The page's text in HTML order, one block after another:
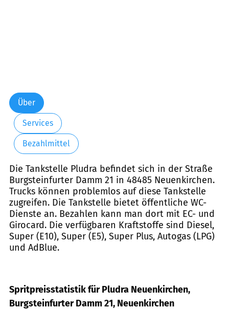
Über
Services
Bezahlmittel
Die Tankstelle Pludra befindet sich in der Straße
Burgsteinfurter Damm 21 in 48485 Neuenkirchen.
Trucks können problemlos auf diese Tankstelle
zugreifen. Die Tankstelle bietet öffentliche WC-
Dienste an. Bezahlen kann man dort mit EC- und
Girocard. Die verfügbaren Kraftstoffe sind Diesel,
Super (E10), Super (E5), Super Plus, Autogas (LPG)
und AdBlue.
Spritpreisstatistik für Pludra Neuenkirchen,
Burgsteinfurter Damm 21, Neuenkirchen